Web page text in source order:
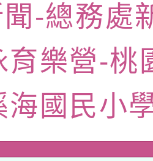
容與教學軟體
委員會函釋公
陸應申請許可
部水利署委託
究院辦理「
單位及節水達
22日(星期六
廟祈福系列
園地景藝術
-總務處
育樂營-桃
海國民小